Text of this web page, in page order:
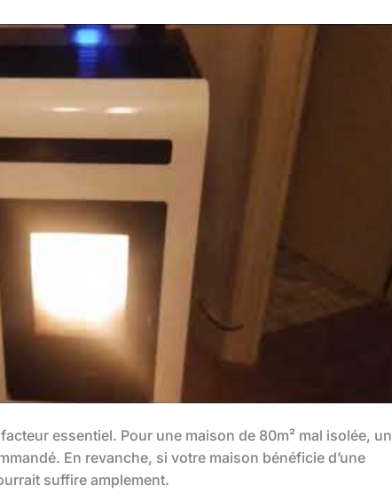
essentiel. Pour une maison de 80m² mal isolée, un
En revanche, si votre maison bénéficie d’une
suffire amplement.